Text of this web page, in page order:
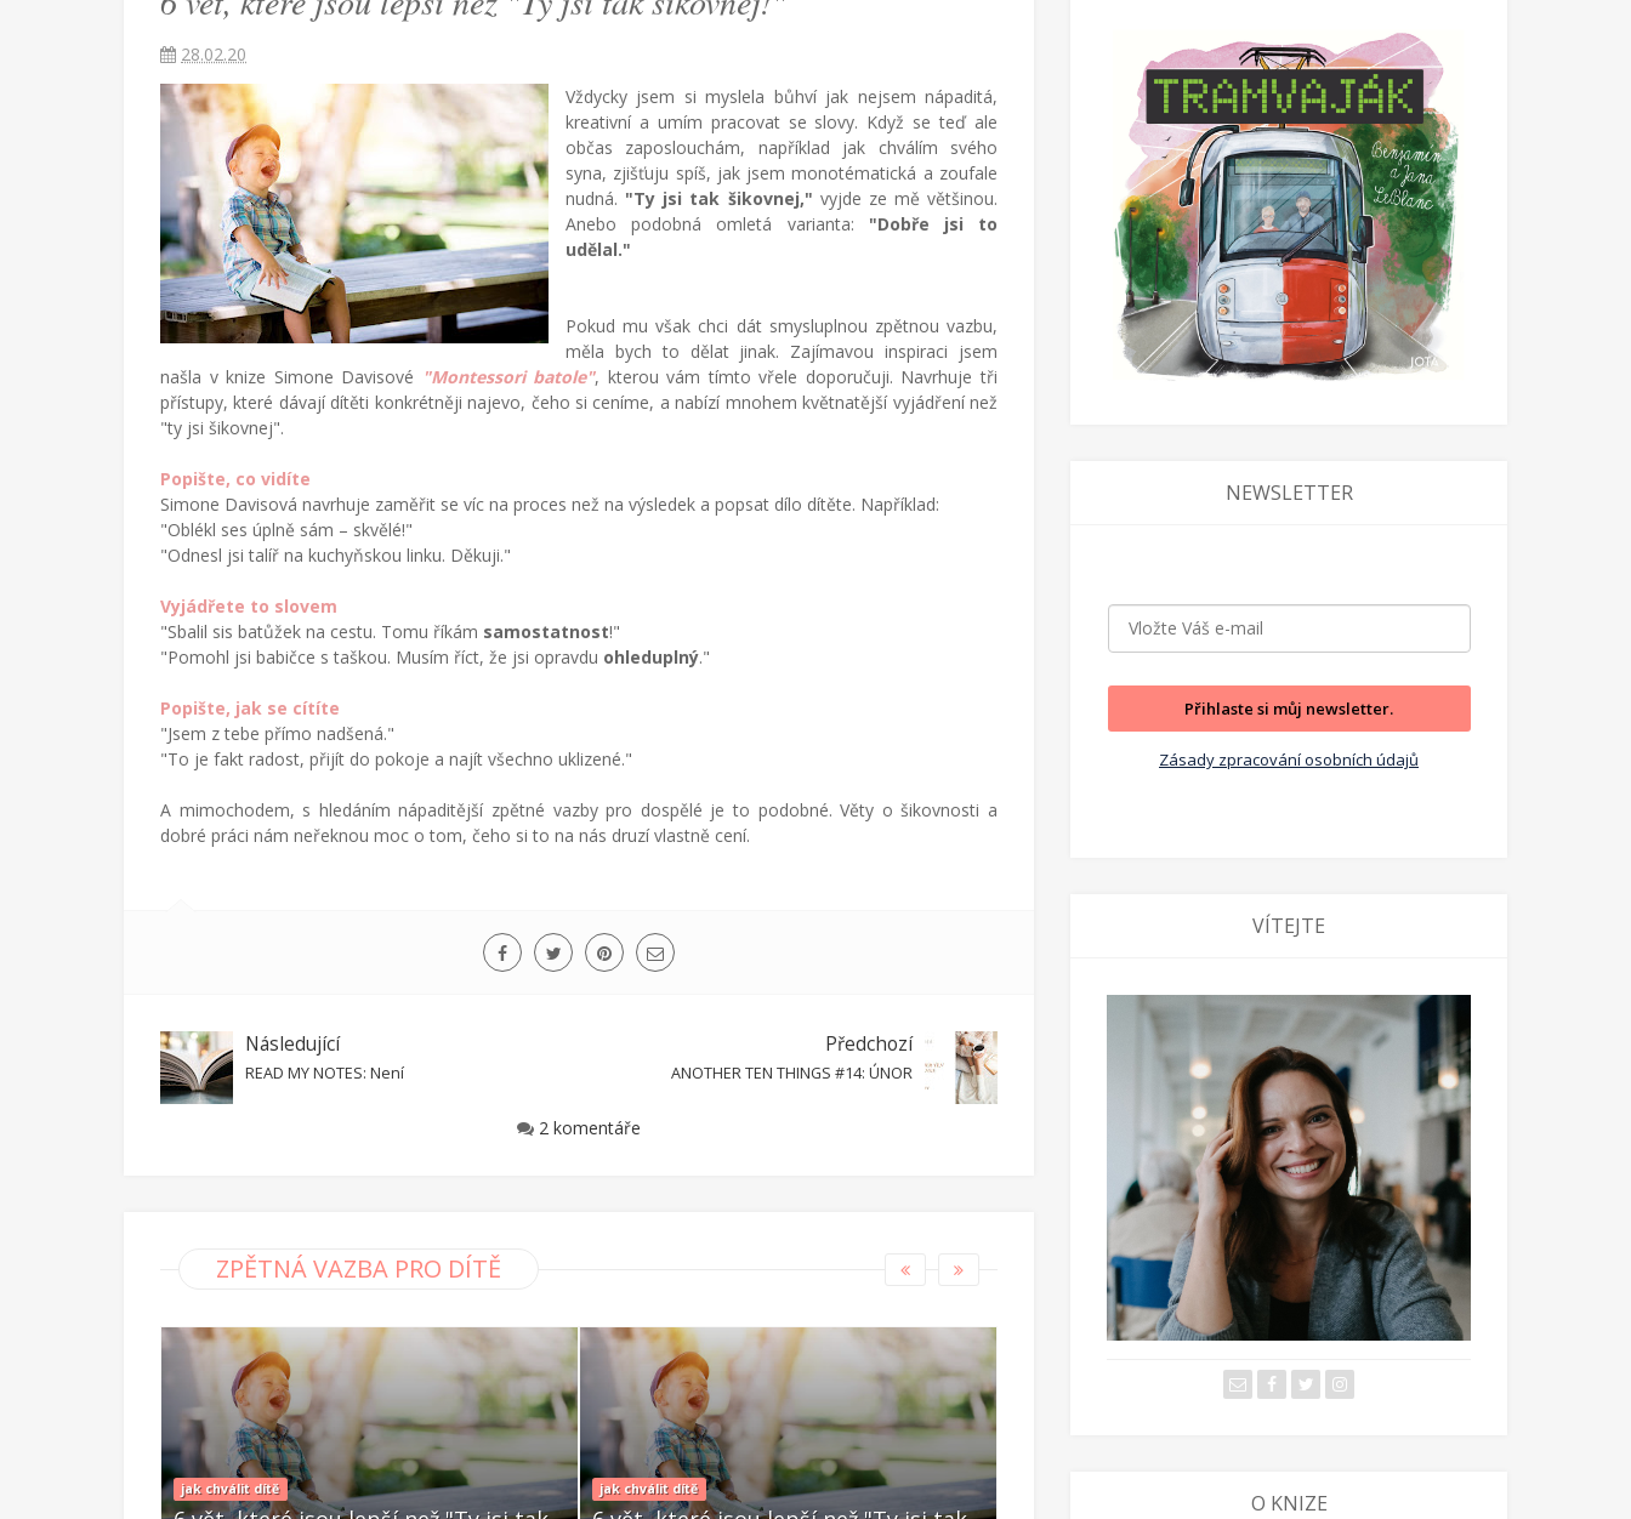
jsi
tak
šikovnej!"
Češka
provdaná
Američana
žijící
Turecku
píše
blog
životě
cizích
zemích,
radostech
všednodenního
života.
28.02.20
Vždycky jsem si myslela bůhví jak nejsem nápaditá,
kreativní a umím pracovat se slovy. Když se teď ale
občas zaposlouchám, například jak chválím svého
syna, zjišťuju spíš, jak jsem monotématická a zoufale
nudná. "Ty jsi tak šikovnej," vyjde ze mě většinou.
Anebo podobná omletá varianta: "Dobře jsi to
udělal."
Pokud mu však chci dát smysluplnou zpětnou vazbu,
měla bych to dělat jinak. Zajímavou inspiraci jsem
našla v knize Simone Davisové "Montessori batole", kterou vám tímto vřele doporučuji. Navrhuje tři
přístupy, které dávají dítěti konkrétněji najevo, čeho si ceníme, a nabízí mnohem květnatější vyjádření než
"ty jsi šikovnej".
Popište, co vidíte
Simone Davisová navrhuje zaměřit se víc na proces než na výsledek a popsat dílo dítěte. Například:
"Oblékl ses úplně sám – skvělé!"
"Odnesl jsi talíř na kuchyňskou linku. Děkuji."
Vyjádřete to slovem
"Sbalil sis batůžek na cestu. Tomu říkám samostatnost!"
"Pomohl jsi babičce s taškou. Musím říct, že jsi opravdu ohleduplný."
Popište, jak se cítíte
"Jsem z tebe přímo nadšená."
"To je fakt radost, přijít do pokoje a najít všechno uklizené."
A mimochodem, s hledáním nápaditější zpětné vazby pro dospělé je to podobné. Věty o šikovnosti a
dobré práci nám neřeknou moc o tom, čeho si to na nás druzí vlastně cení.
Následující
READ MY NOTES: Není
Předchozí
ANOTHER TEN THINGS #14: ÚNOR
2 komentáře
ZPĚTNÁ VAZBA PRO DÍTĚ
jak chválit dítě jak chválit dítě
NEWSLETTER
Přihlaste si můj newsletter.
Zásady zpracování osobních údajů
VÍTEJTE
O KNIZE